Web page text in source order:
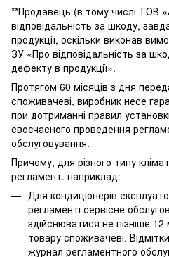
**Продавець (в тому числі
відповідальність за шкоду,
продукції, оскільки виконав
ЗУ «Про відповідальність за
дефекту в продукції».
Протягом 60 місяців з дня
споживачеві, виробник несе
при дотриманні правил
своєчасного проведення
обслуговування.
Причому, для різного типу
регламент. наприклад:
Для кондиціонерів
регламенті сервісне
здійснюватися не пізніше 12
товару споживачеві.
журнал регламентного